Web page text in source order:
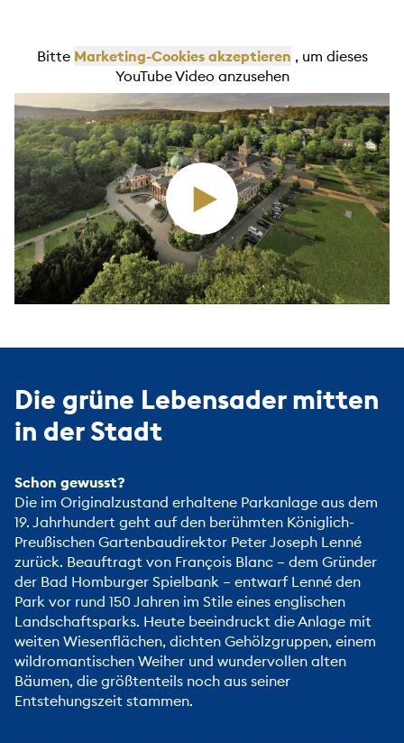
Bitte Marketing-Cookies akzeptieren , um dieses
YouTube Video anzusehen
Die grüne Lebensader mitten
in der Stadt
Schon gewusst?
Die im Originalzustand erhaltene Parkanlage aus dem
19. Jahrhundert geht auf den berühmten Königlich-
Preußischen Gartenbaudirektor Peter Joseph Lenné
zurück. Beauftragt von François Blanc – dem Gründer
der Bad Homburger Spielbank – entwarf Lenné den
Park vor rund 150 Jahren im Stile eines englischen
Landschaftsparks. Heute beeindruckt die Anlage mit
weiten Wiesenflächen, dichten Gehölzgruppen, einem
wildromantischen Weiher und wundervollen alten
Bäumen, die größtenteils noch aus seiner
Entstehungszeit stammen.